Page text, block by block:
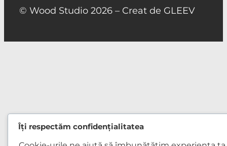
© Wood Studio 2026 – Creat de GLEEV
Îți respectăm confidențialitatea